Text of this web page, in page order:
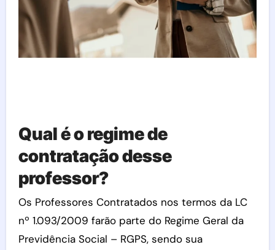
Qual é o regime de
contratação desse
professor?
Os Professores Contratados nos termos da LC
nº 1.093/2009 farão parte do Regime Geral da
Previdência Social – RGPS, sendo sua